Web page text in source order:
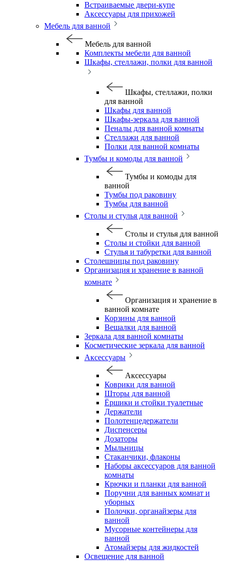
Встраиваемые двери-купе
Аксессуары для прихожей
Мебель для ванной
Мебель для ванной
Комплекты мебели для ванной
Шкафы, стеллажи, полки для ванной
Шкафы, стеллажи, полки
для ванной
Шкафы для ванной
Шкафы-зеркала для ванной
Пеналы для ванной комнаты
Стеллажи для ванной
Полки для ванной комнаты
Тумбы и комоды для ванной
Тумбы и комоды для
ванной
Тумбы под раковину
Тумбы для ванной
Столы и стулья для ванной
Столы и стулья для ванной
Столы и стойки для ванной
Стулья и табуретки для ванной
Столешницы под раковину
Организация и хранение в ванной
комнате
Организация и хранение в
ванной комнате
Корзины для ванной
Вешалки для ванной
Зеркала для ванной комнаты
Косметические зеркала для ванной
Аксессуары
Аксессуары
Коврики для ванной
Шторы для ванной
Ёршики и стойки туалетные
Держатели
Полотенцедержатели
Диспенсеры
Дозаторы
Мыльницы
Стаканчики, флаконы
Наборы аксессуаров для ванной
комнаты
Крючки и планки для ванной
Поручни для ванных комнат и
уборных
Полочки, органайзеры для
ванной
Мусорные контейнеры для
ванной
Атомайзеры для жидкостей
Освещение для ванной